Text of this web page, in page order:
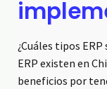
¿Cuáles tipos
ERP existen en
beneficios por